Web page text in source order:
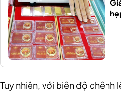
Tuy nhiên, với biên độ chênh